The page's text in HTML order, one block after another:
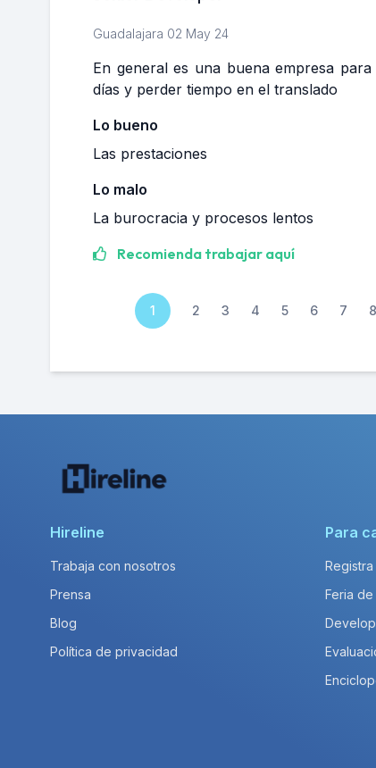
Guadalajara 02 May 24
En general es una buena empresa
días y perder tiempo en el translado
Lo bueno
Las prestaciones
Lo malo
La burocracia y procesos lentos
Recomienda trabajar aquí
1 2 3 4 5 6 7 8
Hireline
Trabaja con nosotros
Prensa
Blog
Política de privacidad
Para
Registra
Feria de